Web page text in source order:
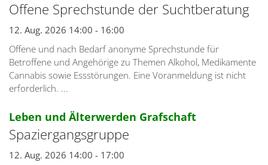
Offene Sprechstunde der Suchtberatung
12. Aug. 2026 14:00 - 16:00
Offene und nach Bedarf anonyme Sprechstunde für
Betroffene und Angehörige zu Themen Alkohol, Medikamente
Cannabis sowie Essstörungen. Eine Voranmeldung ist nicht
erforderlich. ...
Leben und Älterwerden Grafschaft:
Spaziergangsgruppe
12. Aug. 2026 14:00 - 17:00